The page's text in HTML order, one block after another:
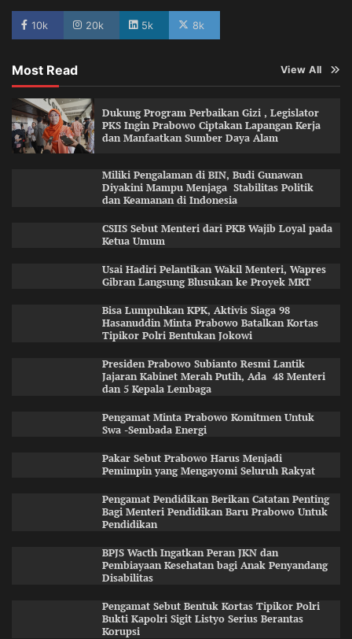
10k 20k 5k 8k
Most Read View All
Dukung Program Perbaikan Gizi , Legislator
PKS Ingin Prabowo Ciptakan Lapangan Kerja
dan Manfaatkan Sumber Daya Alam
Miliki Pengalaman di BIN, Budi Gunawan
Diyakini Mampu Menjaga Stabilitas Politik
dan Keamanan di Indonesia
CSIIS Sebut Menteri dari PKB Wajib Loyal pada
Ketua Umum
Usai Hadiri Pelantikan Wakil Menteri, Wapres
Gibran Langsung Blusukan ke Proyek MRT
Bisa Lumpuhkan KPK, Aktivis Siaga 98
Hasanuddin Minta Prabowo Batalkan Kortas
Tipikor Polri Bentukan Jokowi
Presiden Prabowo Subianto Resmi Lantik
Jajaran Kabinet Merah Putih, Ada 48 Menteri
dan 5 Kepala Lembaga
Pengamat Minta Prabowo Komitmen Untuk
Swa -Sembada Energi
Pakar Sebut Prabowo Harus Menjadi
Pemimpin yang Mengayomi Seluruh Rakyat
Pengamat Pendidikan Berikan Catatan Penting
Bagi Menteri Pendidikan Baru Prabowo Untuk
Pendidikan
BPJS Wacth Ingatkan Peran JKN dan
Pembiayaan Kesehatan bagi Anak Penyandang
Disabilitas
Pengamat Sebut Bentuk Kortas Tipikor Polri
Bukti Kapolri Sigit Listyo Serius Berantas
Korupsi